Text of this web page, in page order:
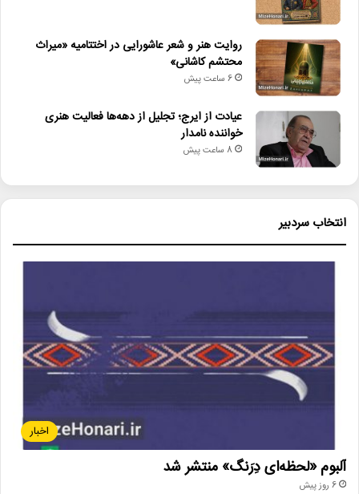
روایت هنر و شعر عاشورایی در اختتامیه «میراث
محتشم کاشانی»
6 ساعت پیش
عیادت از ایرج؛ تجلیل از دهه‌ها فعالیت هنری
خواننده نامدار
8 ساعت پیش
انتخاب سردبیر
اخبار
آلبوم «لحظه‌ای دِرَنگ» منتشر شد
6 روز پیش